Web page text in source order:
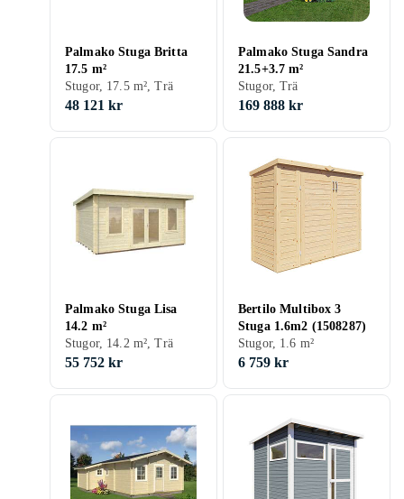
Palmako Stuga Britta
17.5 m²
Stugor, 17.5 m², Trä
48 121 kr
Palmako Stuga Sandra
21.5+3.7 m²
Stugor, Trä
169 888 kr
Palmako Stuga Lisa
14.2 m²
Stugor, 14.2 m², Trä
55 752 kr
Bertilo Multibox 3
Stuga 1.6m2 (1508287)
Stugor, 1.6 m²
6 759 kr